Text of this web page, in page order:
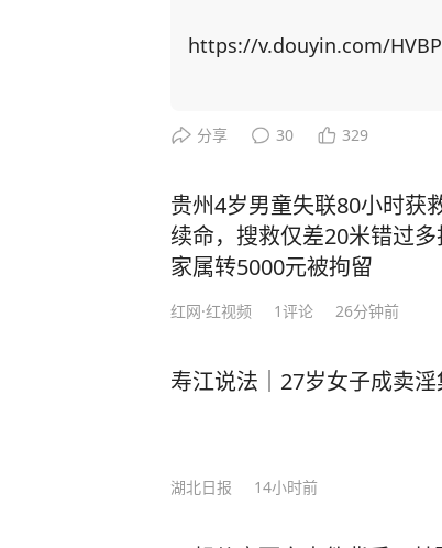
友全都找上门。有的人进门
中的不快，迎客进门。但管的
受。 经历了这些，年过半百的莫言对人生感悟更深，沉淀多年写下了《晚熟的人》一
书，书中一口气写了12个故事
匪浅。 在现代社会的快节奏浪潮中，人们热衷于穿梭在各种饭局、聚会之间，手机铃
声与消息提示音此起彼伏，
值。 然而，莫言却提出了一种截然不同的观点：“如果你混到没人找你吃饭，没人喊
这句话时只当是戏言，细品
在小院，开始认真地倾听自己内
越来越感觉到，当你强迫自
https://v.douyin.com/
分享 30 329
贵州4岁男童失联80小时获
续命，搜救仅差20米错过
家属转5000元被拘留
红网·红视频 1评论 26分钟前
寿江说法｜27岁女子成卖
湖北日报 14小时前